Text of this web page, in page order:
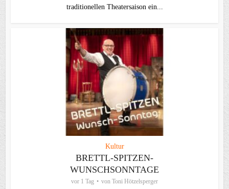
traditionellen Theater­saison ein...
Kultur
BRETTL-SPITZEN-
WUNSCHSONNTAGE
vor 1 Tag von Toni Hötzelsperger